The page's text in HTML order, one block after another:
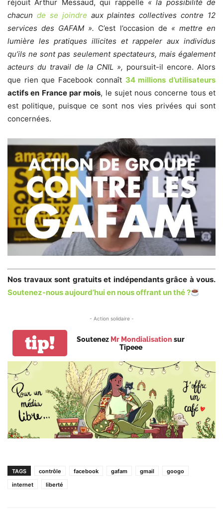
réjouit Arthur Messaud, qui rappelle « la possibilité de
chacun de se joindre aux plaintes collectives contre 12
services des GAFAM ». C’est l’occasion de « mettre en
lumière les pratiques illicites et rappeler aux individus
qu’ils ne sont pas seulement spectateurs, mais également
acteurs du travail de la CNIL », poursuit-il encore. Alors
que rien que Facebook connaît 34 millions d’utilisateurs
actifs en France par mois, le sujet nous concerne tous et
est politique, puisque ce sont nos vies privées qui sont
concernées.
Nos travaux sont gratuits et indépendants grâce à vous.
Soutenez-nous aujourd’hui en nous offrant un thé ?
- Action solidaire -
tip! Soutenez Mr Mondialisation sur
Tipeee
TAGS contrôle facebook gafam gmail
googo
internet
liberté